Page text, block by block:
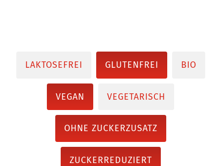
LAKTOSEFREI GLUTENFREI BIO
VEGAN VEGETARISCH
OHNE ZUCKERZUSATZ
ZUCKERREDUZIERT